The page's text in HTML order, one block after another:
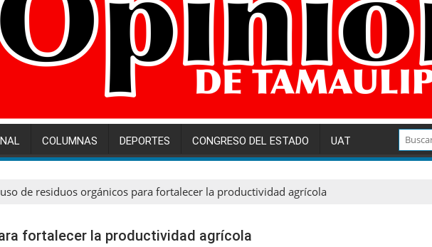
COLUMNAS DEPORTES CONGRESO DEL ESTADO UAT
de residuos orgánicos para fortalecer la productividad agrícola
fortalecer la productividad agrícola